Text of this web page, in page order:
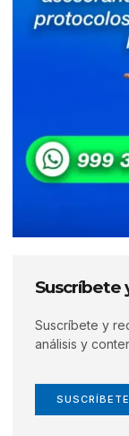
Suscríbete
Suscríbete y
análisis y
SUSCRÍBETE